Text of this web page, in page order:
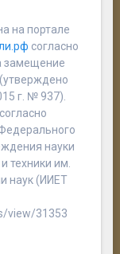
на портале
согласно
замещение
г. № 937).
науки
техники им.
наук (ИИЕТ
view/31353